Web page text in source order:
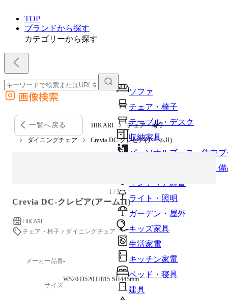
TOP
ブランドから探す
カテゴリーから探す
ソファ
チェア・椅子
テーブル・デスク
収納家具
パーソナルブース・集中
オフィスアクセサリー・
インテリア雑貨
ライト・照明
ガーデン・屋外
キッズ家具
生活家電
キッチン家電
ベッド・寝具
建具
外部サイトの商品をカートに追加
他のサイトで見つけた商品ページのURLを貼り付けて、カートに追加できます
画像検索
一覧へ戻る HIKARI チェア・椅子
ダイニングチェア Crevia DC-クレビア(アームII)
1 / 3
Crevia DC-クレビア(アームII)
HIKARI
チェア・椅子
ダイニングチェア
メーカー品番-
サイズ
W520 D520 H815 SH445mm